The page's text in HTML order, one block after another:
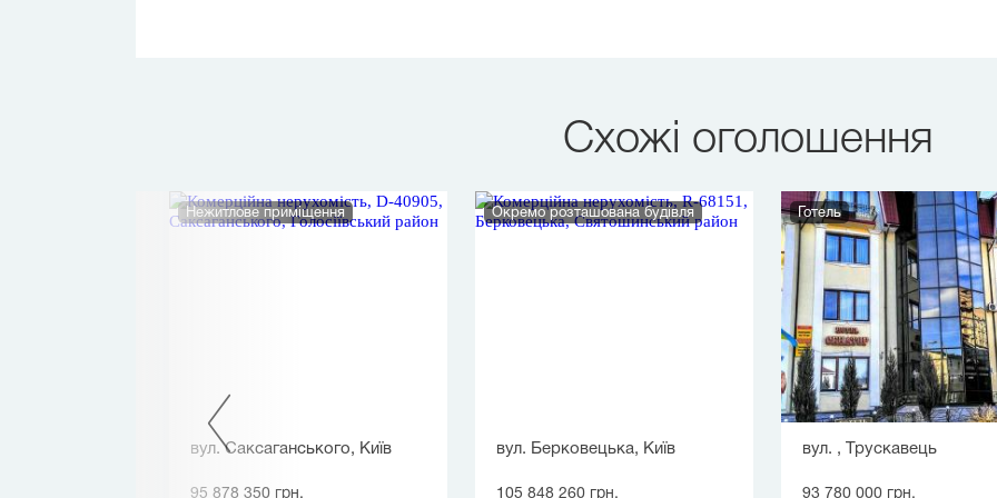
Схожі оголошення
Нежитлове приміщення
вул. Саксаганського, Київ
95 878 350 грн.
Окремо розташована будівля
вул. Берковецька, Київ
105 848 260 грн.
Готель
вул. , Трускавець
93 780 000 грн.